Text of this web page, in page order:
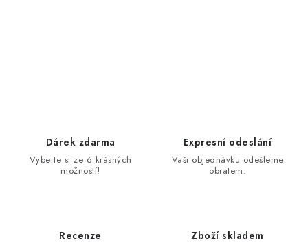
Dárek zdarma
Vyberte si ze 6 krásných
možností!
Expresní odeslání
Vaši objednávku odešleme
obratem.
Recenze Zboží skladem